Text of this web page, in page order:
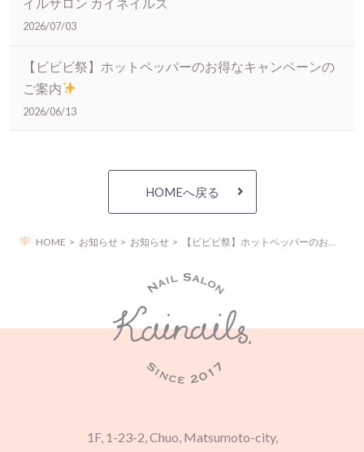
イルサロン カイネイルズ
2026/07/03
【ビビビ祭】ホットペッパーのお得なキャンペーンの
ご案内
2026/06/13
HOMEへ戻る
HOME お知らせ お知らせ
1F, 1-23-2, Chuo, Matsumoto-city,